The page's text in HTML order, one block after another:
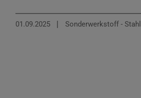
01.09.2025 Sonderwerkstoff -